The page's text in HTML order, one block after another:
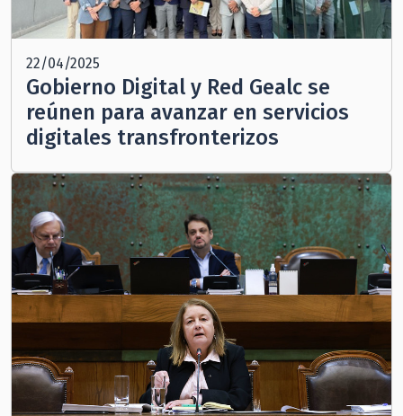
22/04/2025
Gobierno Digital y Red Gealc se
reúnen para avanzar en servicios
digitales transfronterizos